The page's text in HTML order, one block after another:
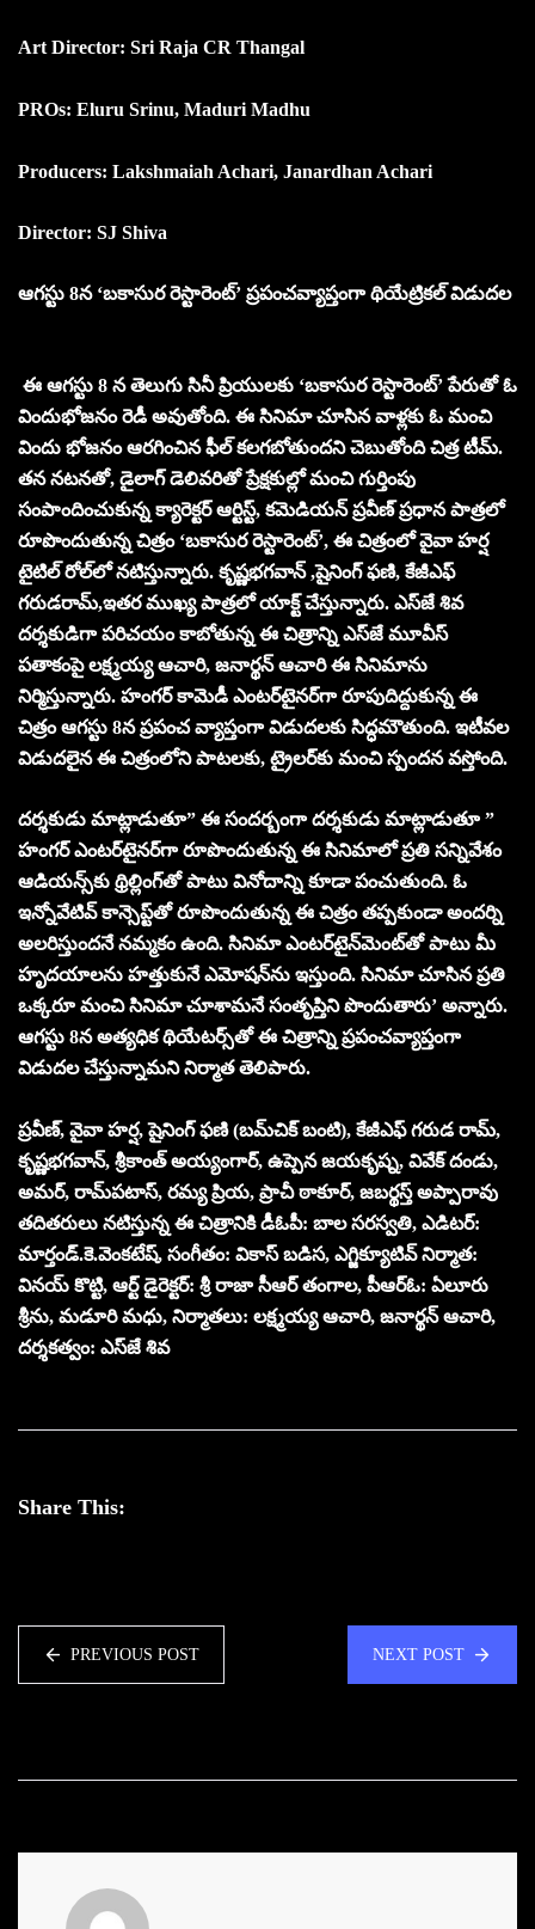
Art Director: Sri Raja CR Thangal
PROs: Eluru Srinu, Maduri Madhu
Producers: Lakshmaiah Achari, Janardhan Achari
Director: SJ Shiva
ఆగస్టు 8న ‘బకాసుర రెస్టారెంట్‌’ ప్రపంచవ్యాప్తంగా థియేట్రికల్‌ విడుదల
ఈ ఆగస్టు 8 న తెలుగు సినీ ప్రియులకు ‘బకాసుర రెస్టారెంట్‌’ పేరుతో ఓ
విందుభోజనం రెడీ అవుతోంది. ఈ సినిమా చూసిన వాళ్లకు ఓ మంచి
విందు భోజనం ఆరగించిన ఫీల్‌ కలగబోతుందని చెబుతోంది చిత్ర టీమ్‌.
తన నటనతో, డైలాగ్‌ డెలివరితో ప్రేక్షకుల్లో మంచి గుర్తింపు
సంపాందించుకున్న క్యారెక్టర్‌ ఆర్టిస్ట్‌, కమెడియన్‌ ప్రవీణ్‌ ప్రధాన పాత్రలో
రూపొందుతున్న చిత్రం ‘బకాసుర రెస్టారెంట్‌’, ఈ చిత్రంలో వైవా హర్ష
టైటిల్‌ రోల్‌లో నటిస్తున్నారు. కృష్ణభగవాన్‌ ,షైనింగ్‌ ఫణి, కేజీఎఫ్‌
గరుడరామ్‌,ఇతర ముఖ్య పాత్రలో యాక్ట్‌ చేస్తున్నారు. ఎస్‌జే శివ
దర్శకుడిగా పరిచయం కాబోతున్న ఈ చిత్రాన్ని ఎస్‌జే మూవీస్‌
పతాకంపై లక్ష్మయ్య ఆచారి, జనార్థన్‌ ఆచారి ఈ సినిమాను
నిర్మిస్తున్నారు. హంగర్‌ కామెడీ ఎంటర్‌టైనర్‌గా రూపుదిద్దుకున్న ఈ
చిత్రం ఆగస్టు 8న ప్రపంచ వ్యాప్తంగా విడుదలకు సిద్ధమౌతుంది. ఇటీవల
విడుదలైన ఈ చిత్రంలోని పాటలకు, ట్రైలర్‌కు మంచి స్పందన వస్తోంది.
దర్శకుడు మాట్లాడుతూ” ఈ సందర్బంగా దర్శకుడు మాట్లాడుతూ ”
హంగర్‌ ఎంటర్‌టైనర్‌గా రూపొందుతున్న ఈ సినిమాలో ప్రతి సన్నివేశం
ఆడియన్స్‌కు థ్రిల్లింగ్‌తో పాటు వినోదాన్ని కూడా పంచుతుంది. ఓ
ఇన్నోవేటివ్‌ కాన్సెప్ట్‌తో రూపొందుతున్న ఈ చిత్రం తప్పకుండా అందర్ని
అలరిస్తుందనే నమ్మకం ఉంది. సినిమా ఎంటర్‌టైన్‌మెంట్‌తో పాటు మీ
హృదయాలను హత్తుకునే ఎమోషన్‌ను ఇస్తుంది. సినిమా చూసిన ప్రతి
ఒక్కరూ మంచి సినిమా చూశామనే సంతృప్తిని పొందుతారు’ అన్నారు.
ఆగస్టు 8న అత్యధిక థియేటర్స్‌తో ఈ చిత్రాన్ని ప్రపంచవ్యాప్తంగా
విడుదల చేస్తున్నామని నిర్మాత తెలిపారు.
ప్రవీణ్‌, వైవా హర్ష, షైనింగ్‌ ఫణి (బమ్‌చిక్‌ బంటి), కేజీఎఫ్‌ గరుడ రామ్‌,
కృష్ణభగవాన్‌, శ్రీకాంత్‌ అయ్యంగార్‌, ఉప్పెన జయకృష్న, వివేక్‌ దండు,
అమర్‌, రామ్‌పటాస్‌, రమ్య ప్రియ, ప్రాచీ ఠాకూర్‌, జబర్థస్త్‌ అప్పారావు
తదితరులు నటిస్తున్న ఈ చిత్రానికి డీఓపీ: బాల సరస్వతి, ఎడిటర్‌:
మార్తండ్‌.కె.వెంకటేష్‌, సంగీతం: వికాస్‌ బడిస, ఎగ్జిక్యూటివ్‌ నిర్మాత:
వినయ్‌ కొట్టి, ఆర్ట్‌ డైరెక్టర్: శ్రీ రాజా సీఆర్‌ తంగాల, పీఆర్‌ఓ: ఏలూరు
శ్రీను, మడూరి మధు, నిర్మాతలు: లక్ష్మయ్య ఆచారి, జనార్థన్‌ ఆచారి,
దర్శకత్వం: ఎస్‌జే శివ
Share This:
PREVIOUS POST NEXT POST